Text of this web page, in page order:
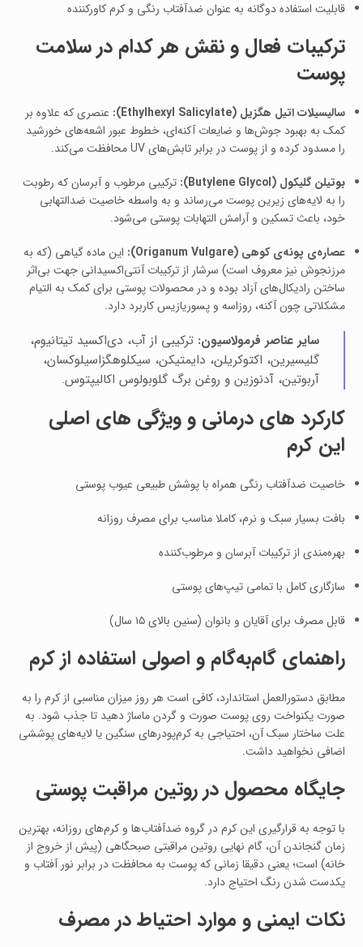
قابلیت استفاده دوگانه به عنوان ضدآفتاب رنگی و کرم کاورکننده
ترکیبات فعال و نقش هر کدام در سلامت
پوست
سالیسیلات اتیل هگزیل (Ethylhexyl Salicylate):
عنصری که علاوه بر
کمک به بهبود جوش‌ها و ضایعات آکنه‌ای، خطوط عبور اشعه‌های خورشید
را مسدود کرده و از پوست در برابر تابش‌های UV محافظت می‌کند.
بوتیلن گلیکول (Butylene Glycol):
ترکیبی مرطوب و آبرسان که رطوبت
را به لایه‌های زیرین پوست می‌رساند و به واسطه خاصیت ضدالتهابی
خود، باعث تسکین و آرامش التهابات پوستی می‌شود.
عصاره‌ی پونه‌ی کوهی (Origanum Vulgare):
این ماده گیاهی (که به
مرزنجوش نیز معروف است) سرشار از ترکیبات آنتی‌اکسیدانی جهت بی‌اثر
ساختن رادیکال‌های آزاد بوده و در محصولات پوستی برای کمک به التیام
مشکلاتی چون آکنه، روزاسه و پسوریازیس کاربرد دارد.
سایر عناصر فرمولاسیون: ترکیبی از آب، دی‌اکسید تیتانیوم،
گلیسیرین، اکتوکریلن، دایمتیکن، سیکلوهگزاسیلوکسان،
آربوتین، آدنوزین و روغن برگ گلوبولوس اکالیپتوس.
کارکرد های درمانی و ویژگی‌ های اصلی
این کرم
خاصیت ضدآفتاب رنگی همراه با پوشش طبیعی عیوب پوستی
بافت بسیار سبک و نرم، کاملا مناسب برای مصرف روزانه
بهره‌مندی از ترکیبات آبرسان و مرطوب‌کننده
سازگاری کامل با تمامی تیپ‌های پوستی
قابل مصرف برای آقایان و بانوان (سنین بالای ۱۵ سال)
راهنمای گام‌به‌گام و اصولی استفاده از کرم
مطابق دستورالعمل استاندارد، کافی است هر روز میزان مناسبی از کرم را به
صورت یکنواخت روی پوست صورت و گردن ماساژ دهید تا جذب شود. به
علت ساختار سبک آن، احتیاجی به کرم‌پودرهای سنگین یا لایه‌های پوششی
اضافی نخواهید داشت.
جایگاه محصول در روتین مراقبت پوستی
با توجه به قرارگیری این کرم در گروه ضدآفتاب‌ها و کرم‌های روزانه، بهترین
زمان گنجاندن آن، گام نهایی روتین مراقبتی صبحگاهی (پیش از خروج از
خانه) است؛ یعنی دقیقا زمانی که پوست به محافظت در برابر نور آفتاب و
یکدست شدن رنگ احتیاج دارد.
نکات ایمنی و موارد احتیاط در مصرف